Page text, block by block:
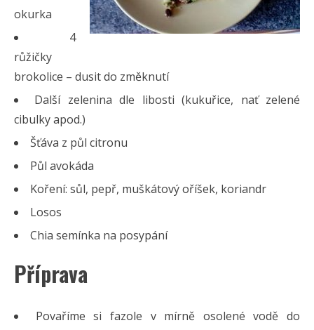
okurka
4
růžičky
brokolice – dusit do změknutí
Další zelenina dle libosti (kukuřice, nať zelené
cibulky apod.)
Šťáva z půl citronu
Půl avokáda
Koření: sůl, pepř, muškátový oříšek, koriandr
Losos
Chia semínka na posypání
Příprava
Povaříme si fazole v mírně osolené vodě do